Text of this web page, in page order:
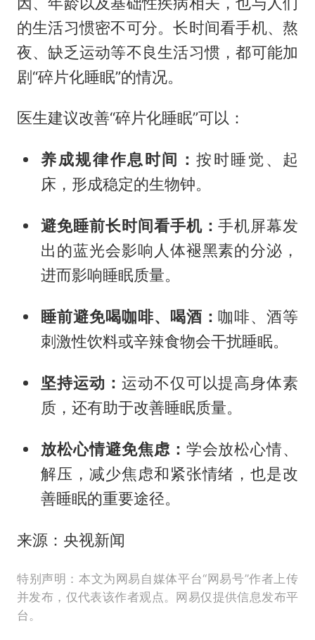
的生活习惯密不可分。长时间看手机、熬
夜、缺乏运动等不良生活习惯，都可能加
剧“碎片化睡眠”的情况。
医生建议改善“碎片化睡眠”可以：
养成规律作息时间：按时睡觉、起
床，形成稳定的生物钟。
避免睡前长时间看手机：手机屏幕发
出的蓝光会影响人体褪黑素的分泌，
进而影响睡眠质量。
睡前避免喝咖啡、喝酒：咖啡、酒等
刺激性饮料或辛辣食物会干扰睡眠。
坚持运动： 运动不仅可以提高身体素
质，还有助于改善睡眠质量。
放松心情避免焦虑： 学会放松心情、
解压，减少焦虑和紧张情绪，也是改
善睡眠的重要途径。
来源：央视新闻
特别声明：本文为网易自媒体平台“网易号”作者上传
并发布，仅代表该作者观点。网易仅提供信息发布平
台。